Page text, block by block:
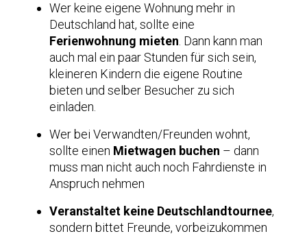
Wer keine eigene Wohnung mehr in
Deutschland hat, sollte eine
Ferienwohnung mieten . Dann kann man
auch mal ein paar Stunden für sich sein,
kleineren Kindern die eigene Routine
bieten und selber Besucher zu sich
einladen.
Wer bei Verwandten/Freunden wohnt,
sollte einen Mietwagen buchen – dann
muss man nicht auch noch Fahrdienste in
Anspruch nehmen
Veranstaltet keine Deutschlandtournee,
sondern bittet Freunde, vorbeizukommen